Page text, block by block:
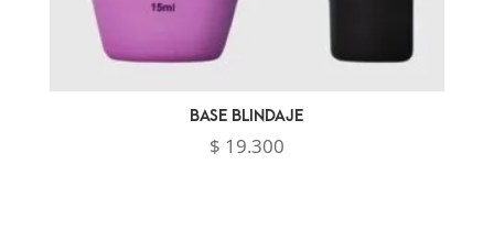
BASE BLINDAJE
$ 19.300